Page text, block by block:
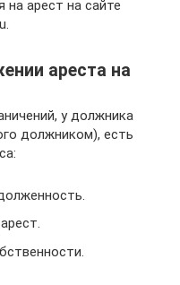
на арест на сайте
ареста на
у должника
должником), есть